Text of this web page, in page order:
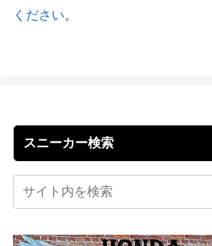
ください。
スニーカー検索